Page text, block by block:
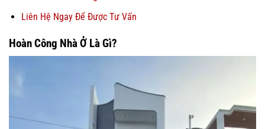
Liên Hệ Ngay Để Được Tư Vấn
Hoàn Công Nhà Ở Là Gì?